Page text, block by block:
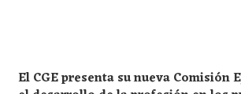
El CGE presenta su nueva